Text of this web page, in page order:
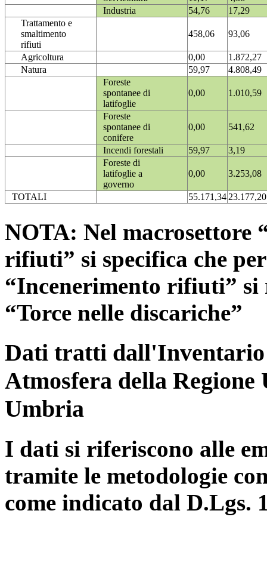
Industria
54,76
17,29
Trattamento e
smaltimento
rifiuti
458,06 93,06
Agricoltura 0,00
1.872,27
Natura
59,97
4.808,49
Foreste
spontanee di
latifoglie
0,00 1.010,59
Foreste
spontanee di
conifere
0,00 541,62
Incendi forestali 59,97
3,19
Foreste di
latifoglie a
governo
0,00 3.253,08
TOTALI 55.171,3423.177,20
NOTA: Nel macrosettore
rifiuti” si specifica che
“Incenerimento rifiuti”
“Torce nelle discariche”
Dati tratti dall'Inventario
Atmosfera della
Umbria
I dati si riferiscono alle
tramite le metodologie
come indicato dal D.Lgs.